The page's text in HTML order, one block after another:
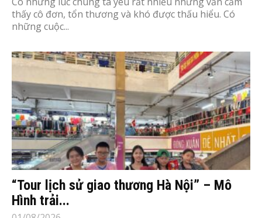
thấy cô đơn, tổn thương và khó được thấu hiểu. Có
những cuộc...
“Tour lịch sử giao thương Hà Nội” – Mô
Hình trải...